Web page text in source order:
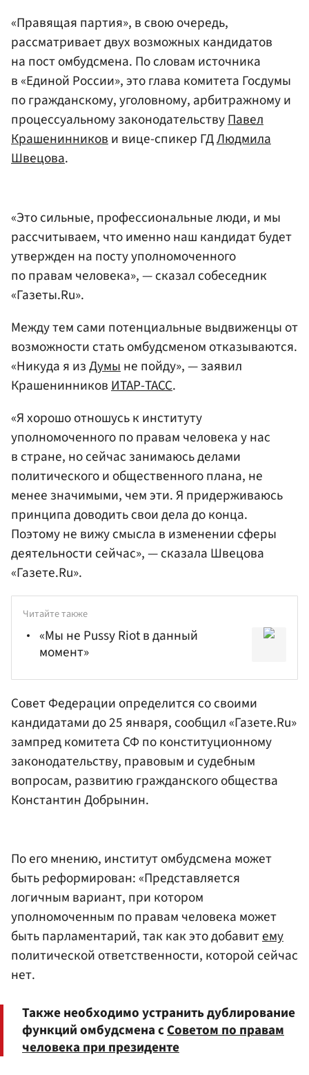
«Правящая партия», в свою очередь,
рассматривает двух возможных кандидатов
на пост омбудсмена. По словам источника
в «Единой России», это глава комитета Госдумы
по гражданскому, уголовному, арбитражному и
процессуальному законодательствуПавел
Крашенинникови вице-спикер ГДЛюдмила
Швецова.
«Это сильные, профессиональные люди, и мы
рассчитываем, что именно наш кандидат будет
утвержден на посту уполномоченного
по правам человека», — сказал собеседник
«Газеты.Ru».
Между тем сами потенциальные выдвиженцы от
возможности стать омбудсменом отказываются.
«Никуда я изДумыне пойду», — заявил
КрашенинниковИТАР-ТАСС.
«Я хорошо отношусь к институту
уполномоченного по правам человека у нас
в стране, но сейчас занимаюсь делами
политического и общественного плана, не
менее значимыми, чем эти. Я придерживаюсь
принципа доводить свои дела до конца.
Поэтому не вижу смысла в изменении сферы
деятельности сейчас», — сказала Швецова
«Газете.Ru».
Читайте также
«Мы не Pussy Riot в данный
момент»
Совет Федерации определится со своими
кандидатами до 25 января, сообщил «Газете.Ru»
зампред комитета СФ по конституционному
законодательству, правовым и судебным
вопросам, развитию гражданского общества
Константин Добрынин.
По его мнению, институт омбудсмена может
быть реформирован: «Представляется
логичным вариант, при котором
уполномоченным по правам человека может
быть парламентарий, так как это добавитему
политической ответственности, которой сейчас
нет.
Также необходимо устранить дублирование
функций омбудсмена сСоветом по правам
человека при президенте